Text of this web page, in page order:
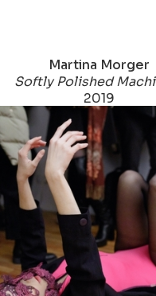
Martina Morger
Softly Polished
2019